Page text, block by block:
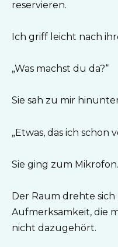
reservieren.
Ich griff leicht nach
„Was machst du da?“
Sie sah zu mir
„Etwas, das ich schon
Sie ging zum Mikrofon.
Der Raum drehte sich
Aufmerksamkeit, die
nicht dazugehört.